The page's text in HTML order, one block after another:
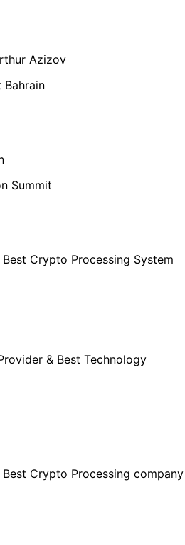
Azizov
Bahrain
Summit
Crypto Processing System
& Best Technology
Crypto Processing company